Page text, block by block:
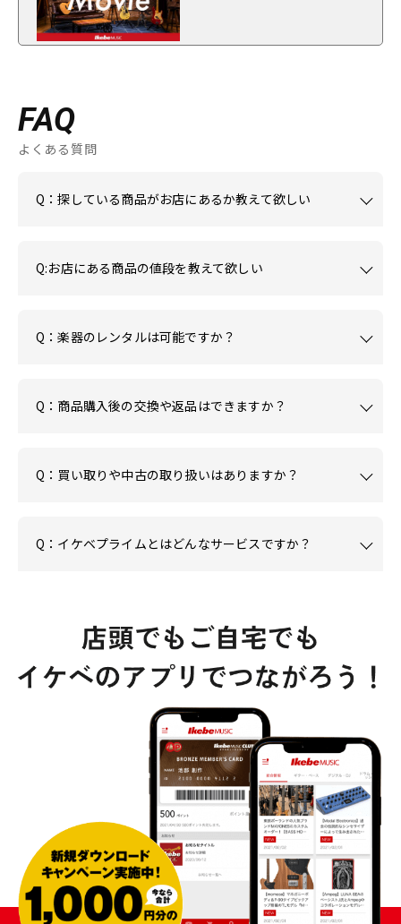
FAQ
よくある質問
Q：探している商品がお店にあるか教えて欲しい
Q:お店にある商品の値段を教えて欲しい
Q：楽器のレンタルは可能ですか？
Q：商品購入後の交換や返品はできますか？
Q：買い取りや中古の取り扱いはありますか？
Q：イケベプライムとはどんなサービスですか？